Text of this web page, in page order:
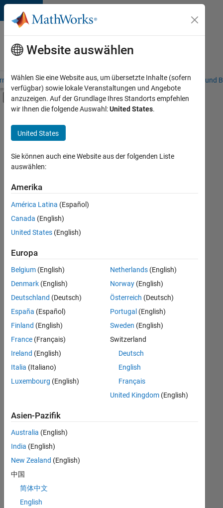
Weiter zum Inhalt
Karriere
bei
MathWorks
– Übersicht Stellensuche Niederlassungen Studierende und
Umschaltung für Off-Canvas-
Hauptinhalt
Programm für Berufseinsteiger (EDG)
Advanced Support
Business Applications and Tools
Information Technology
Infrastructure and Architecture
Release Engineering
Software Process Engineering
Technical Writing
+8
Derzeit
es
keine
offenen
Stellen,
Ihren
Suchkriterien
entsprechen.
können
die
Suchkriterien
weiter
fassen
oder
alle
Stellenangebote
anzeigen .
noch
keine
offenen
Stellen
können,
die
Ihren
Website auswählen
Wählen Sie eine Website aus, um übersetzte Inhalte (sofern
verfügbar) sowie lokale Veranstaltungen und Angebote
anzuzeigen. Auf der Grundlage Ihres Standorts empfehlen
wir Ihnen die folgende Auswahl:United States.
United States
Sie können auch eine Website aus der folgenden Liste
auswählen:
Amerika
América Latina (Español)
Canada (English)
United States (English)
Europa
Belgium (English)
Denmark (English)
Deutschland (Deutsch)
España (Español)
Finland (English)
France (Français)
Ireland (English)
Italia (Italiano)
Luxembourg (English)
Netherlands(English)
Norway(English)
Österreich (Deutsch)
Portugal (English)
Sweden (English)
Switzerland
Deutsch
English
Français
United Kingdom(English)
Asien-Pazifik
Australia (English)
India (English)
New Zealand (English)
中国
简体中文
English